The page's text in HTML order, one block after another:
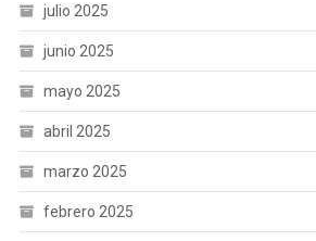
julio 2025
junio 2025
mayo 2025
abril 2025
marzo 2025
febrero 2025